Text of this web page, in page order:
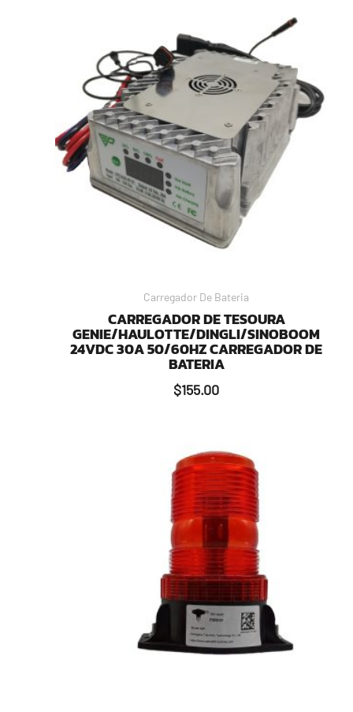
Carregador De Bateria
CARREGADOR DE TESOURA
GENIE/HAULOTTE/DINGLI/SINOBOOM
24VDC 30A 50/60HZ CARREGADOR DE
BATERIA
$155.00